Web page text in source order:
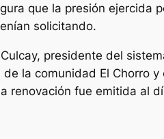
que la presión ejercida
solicitando.
presidente del
la comunidad El Chorro
renovación fue emitida al